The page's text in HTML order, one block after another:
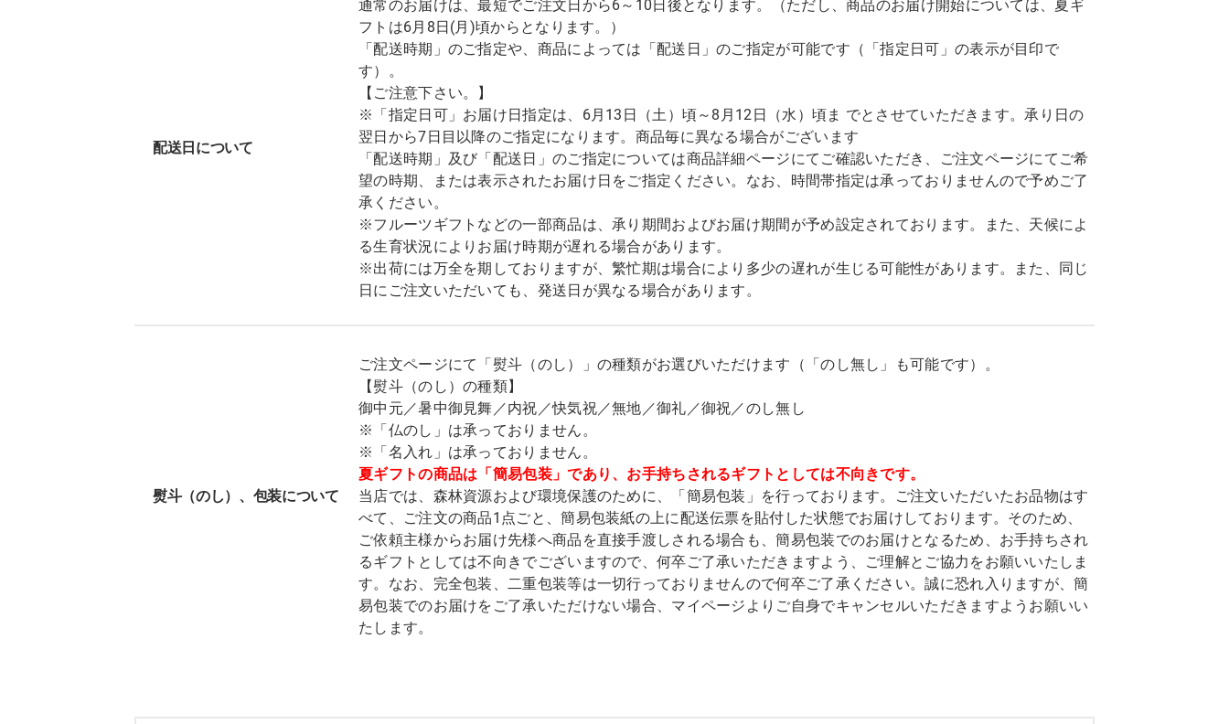
配送日について
通常のお届けは、最短でご注文日から6～10日後となります。（ただし、商品のお届け開始については、夏ギ
フトは6月8日(月)頃からとなります。）
「配送時期」のご指定や、商品によっては「配送日」のご指定が可能です（「指定日可」の表示が目印で
す）。
【ご注意下さい。】
※「指定日可」お届け日指定は、6月13日（土）頃～8月12日（水）頃ま でとさせていただきます。承り日の
翌日から7日目以降のご指定になります。商品毎に異なる場合がございます
「配送時期」及び「配送日」のご指定については商品詳細ページにてご確認いただき、ご注文ページにてご希
望の時期、または表示されたお届け日をご指定ください。なお、時間帯指定は承っておりませんので予めご了
承ください。
※フルーツギフトなどの一部商品は、承り期間およびお届け期間が予め設定されております。また、天候によ
る生育状況によりお届け時期が遅れる場合があります。
※出荷には万全を期しておりますが、繁忙期は場合により多少の遅れが生じる可能性があります。また、同じ
日にご注文いただいても、発送日が異なる場合があります。
熨斗（のし）、包装について
ご注文ページにて「熨斗（のし）」の種類がお選びいただけます（「のし無し」も可能です）。
【熨斗（のし）の種類】
御中元／暑中御見舞／内祝／快気祝／無地／御礼／御祝／のし無し
※「仏のし」は承っておりません。
※「名入れ」は承っておりません。
夏ギフトの商品は「簡易包装」であり、お手持ちされるギフトとしては不向きです。
当店では、森林資源および環境保護のために、「簡易包装」を行っております。ご注文いただいたお品物はす
べて、ご注文の商品1点ごと、簡易包装紙の上に配送伝票を貼付した状態でお届けしております。そのため、
ご依頼主様からお届け先様へ商品を直接手渡しされる場合も、簡易包装でのお届けとなるため、お手持ちされ
るギフトとしては不向きでございますので、何卒ご了承いただきますよう、ご理解とご協力をお願いいたしま
す。なお、完全包装、二重包装等は一切行っておりませんので何卒ご了承ください。誠に恐れ入りますが、簡
易包装でのお届けをご了承いただけない場合、マイページよりご自身でキャンセルいただきますようお願いい
たします。